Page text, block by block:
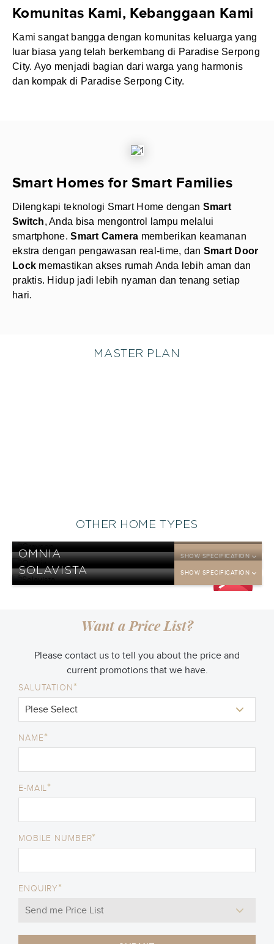
Komunitas Kami, Kebanggaan Kami
Kami sangat bangga dengan komunitas keluarga yang
luar biasa yang telah berkembang di Paradise Serpong
City. Ayo menjadi bagian dari warga yang harmonis
dan kompak di Paradise Serpong City.
Smart Homes for Smart Families
Dilengkapi teknologi Smart Home dengan Smart
Switch, Anda bisa mengontrol lampu melalui
smartphone.Smart Camera memberikan keamanan
ekstra dengan pengawasan real-time, dan Smart Door
Lock memastikan akses rumah Anda lebih aman dan
praktis. Hidup jadi lebih nyaman dan tenang setiap
hari.
MASTER PLAN
OTHER HOME TYPES
DP
25 jt
25 jt
OMNIA SHOW SPECIFICATION
SOLAVISTA SHOW SPECIFICATION
Want a Price List?
Please contact us to tell you about the price and
current promotions that we have.
SALUTATION*
NAME*
E-MAIL*
MOBILE NUMBER*
ENQUIRY*